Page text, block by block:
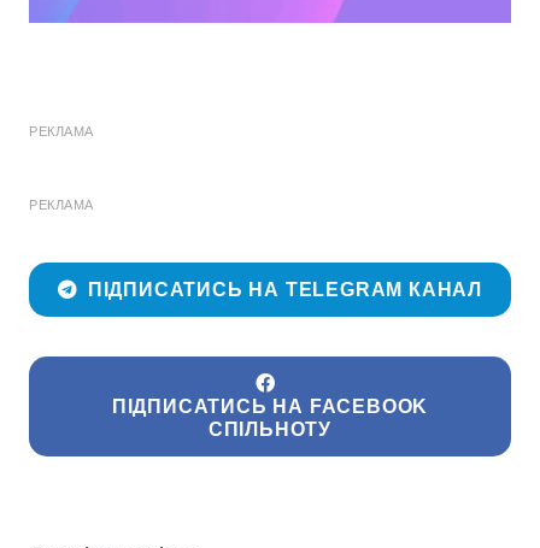
РЕКЛАМА
РЕКЛАМА
ПІДПИСАТИСЬ НА TELEGRAM КАНАЛ
ПІДПИСАТИСЬ НА FACEBOOK
СПІЛЬНОТУ